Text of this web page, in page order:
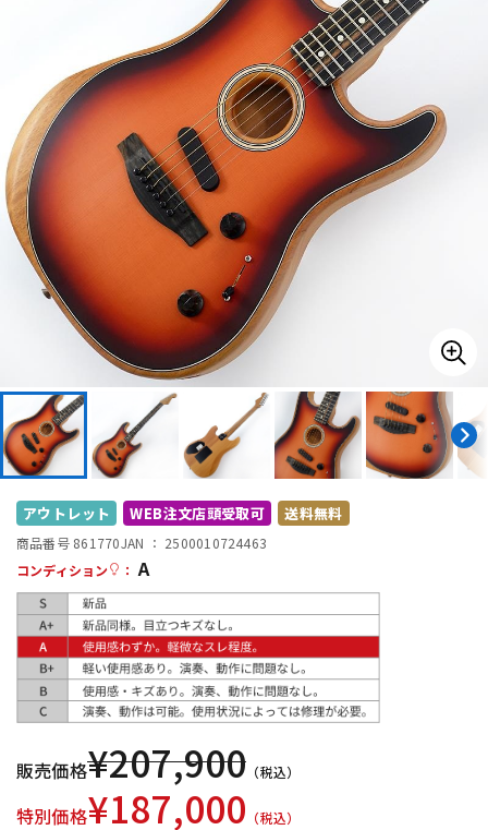
ドラム パーカッション
キーボード 電子ピアノ
その他楽器
アンプ
DJ機器
DTM オンライン納品 レコーディング機器
配信/ライブ機器
中古 ヴィンテージ
アウトレット WEB注文店頭受取可 送料無料
商品番号 861770JAN ： 2500010724463
コンディション
： A
販売価格¥207,900 （税込）
特別価格¥187,000 （税込）